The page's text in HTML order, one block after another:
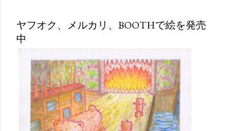
ヤフオク、メルカリ、BOOTHで絵を発売
中